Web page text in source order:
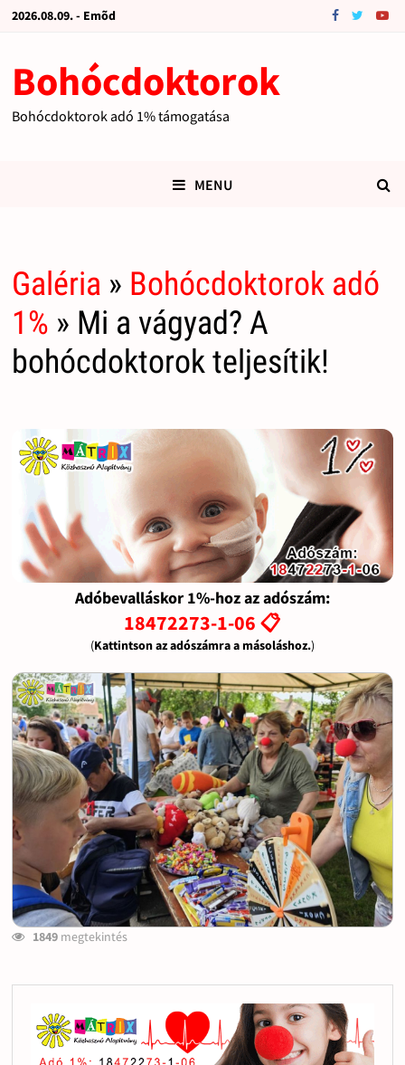
2026.08.09. - Emõd
Bohócdoktorok
Bohócdoktorok adó 1% támogatása
MENU
Galéria » Bohócdoktorok adó
1% » Mi a vágyad? A
bohócdoktorok teljesítik!
Adóbevalláskor 1%-hoz az adószám:
18472273-1-06 📋
(Kattintson az adószámra a másoláshoz.)
1849megtekintés